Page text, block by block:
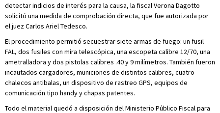
detectar indicios de interés para la causa, la fiscal Verona Dagotto
solicitó una medida de comprobación directa, que fue autorizada por
el juez Carlos Ariel Tedesco.
El procedimiento permitió secuestrar siete armas de fuego: un fusil
FAL, dos fusiles con mira telescópica, una escopeta calibre 12/70, una
ametralladora y dos pistolas calibres .40 y 9 milímetros. También fueron
incautados cargadores, municiones de distintos calibres, cuatro
chalecos antibalas, un dispositivo de rastreo GPS, equipos de
comunicación tipo handy y chapas patentes.
Todo el material quedó a disposición del Ministerio Público Fiscal para